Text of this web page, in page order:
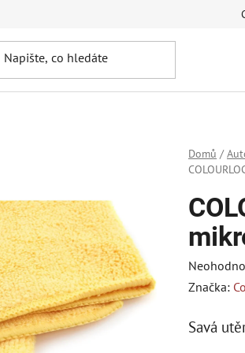
Domů /
Průměrné
hodnocení
je
Značka:
Savá